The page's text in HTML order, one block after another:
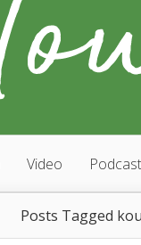
Video Podcast
Posts Tagged